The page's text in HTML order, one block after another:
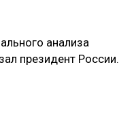
анализа
президент России.